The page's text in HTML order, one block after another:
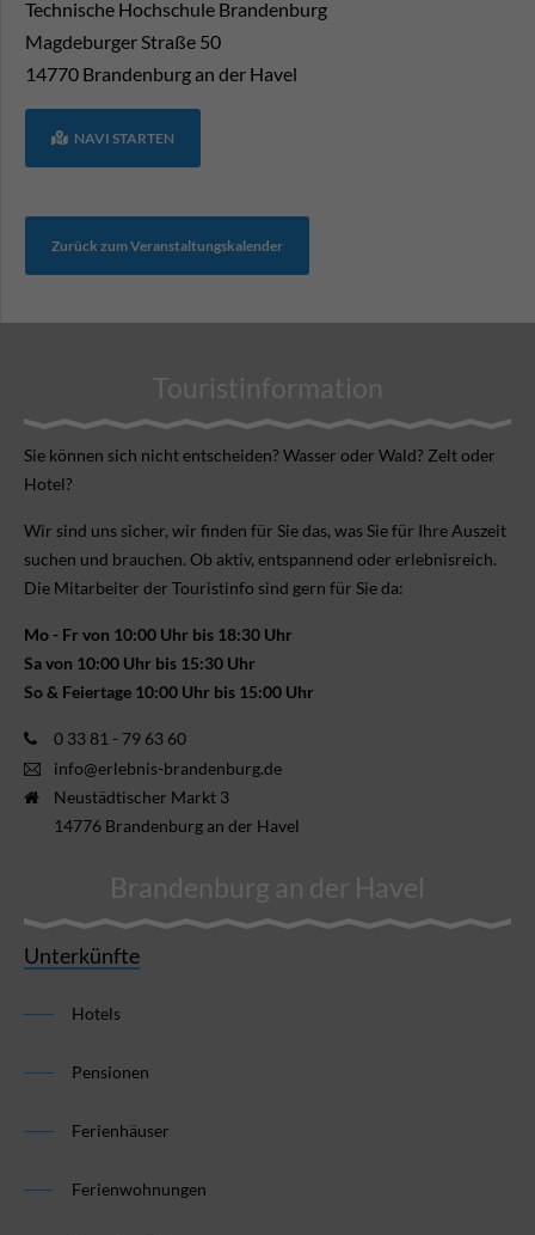
Technische Hochschule Brandenburg
Magdeburger Straße 50
14770 Brandenburg an der Havel
NAVI STARTEN
Zurück zum Veranstaltungskalender
Touristinformation
Sie können sich nicht ent­scheiden? Wasser oder Wald? Zelt oder
Hotel?
Wir sind uns sicher, wir finden für Sie das, was Sie für Ihre Aus­zeit
suchen und brauchen. Ob aktiv, ent­spannend oder erlebnis­reich.
Die Mitarbeiter der Touristinfo sind gern für Sie da:
Mo - Fr von 10:00 Uhr bis 18:30 Uhr
Sa von 10:00 Uhr bis 15:30 Uhr
So & Feiertage 10:00 Uhr bis 15:00 Uhr
0 33 81 - 79 63 60
info@erlebnis-brandenburg.de
Neustädtischer Markt 3
14776 Brandenburg an der Havel
Brandenburg an der Havel
Unterkünfte
Hotels
Pensionen
Ferienhäuser
Ferienwohnungen